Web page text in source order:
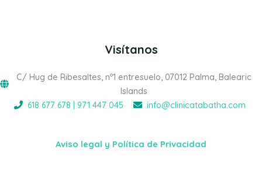
Visítanos
C/ Hug de Ribesaltes, nº1 entresuelo, 07012 Palma, Balearic
Islands
618 677 678 | 971 447 045
info@clinicatabatha.com
Aviso legal y Política de Privacidad